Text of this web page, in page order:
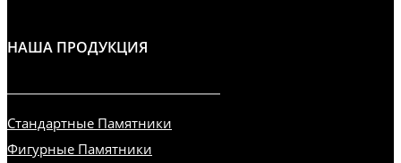
НАША ПРОДУКЦИЯ
Стандартные Памятники
Фигурные Памятники